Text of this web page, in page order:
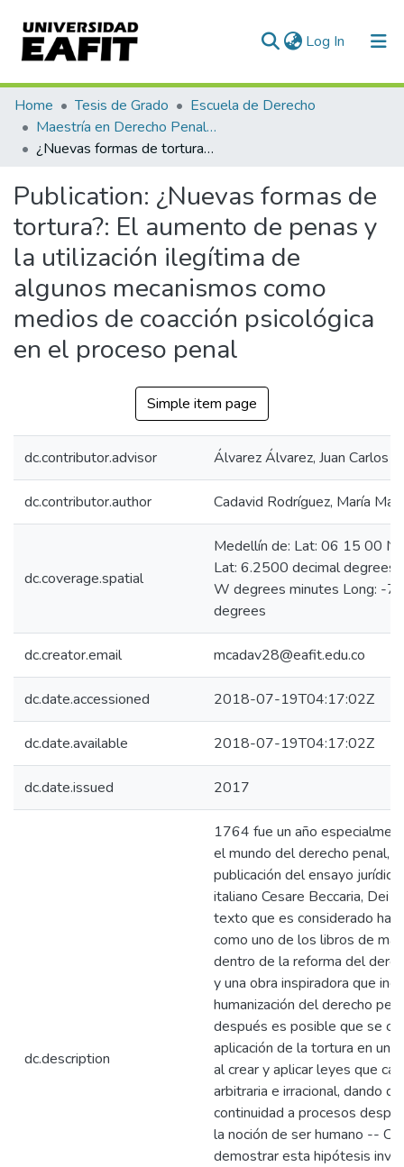
Log In (current)
Communities & Collections
All of DSpace
Home Tesis de Grado
Escuela de Derecho
Maestría en Derecho Penal (tesis)
¿Nuevas formas de tortura?: El aumento de penas y la utilización ilegítima de algunos mecanismos como medios de coacción psicológica en el proceso penal
Publication: ¿Nuevas formas de
tortura?: El aumento de penas y
la utilización ilegítima de
algunos mecanismos como
medios de coacción psicológica
en el proceso penal
Simple item page
dc.contributor.advisor Álvarez Álvarez, Juan Carlos
dc.contributor.author Cadavid Rodríguez, María
dc.coverage.spatial
Medellín de: Lat: 06 15 00 N
Lat: 6.2500 decimal
W degrees minutes Long: -
degrees
dc.creator.email mcadav28@eafit.edu.co
dc.date.accessioned 2018-07-19T04:17:02Z
dc.date.available 2018-07-19T04:17:02Z
dc.date.issued 2017
dc.description
1764 fue un año
el mundo del derecho penal,
publicación del ensayo
italiano Cesare Beccaria, Dei
texto que es considerado
como uno de los libros de
dentro de la reforma del
y una obra inspiradora que
humanización del derecho
después es posible que se
aplicación de la tortura en un
al crear y aplicar leyes que
arbitraria e irracional, dando
continuidad a procesos
la noción de ser humano --
demostrar esta hipótesis